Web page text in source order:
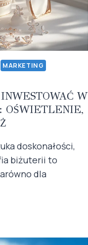
MARKETING
W
OŚWIETLENIE,
doskonałości,
biżuterii to
dla